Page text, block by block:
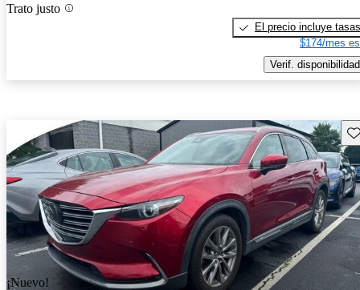
Trato justo
El precio incluye tasas
$174/mes
Verif. disponibilidad
¡Nuevo!